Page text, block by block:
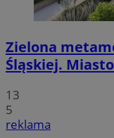
Zielona
Śląskiej.
13
5
reklama